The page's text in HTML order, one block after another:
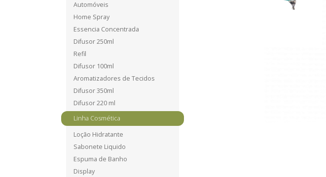
Automóveis
Home Spray
Essencia Concentrada
Difusor 250ml
Refil
Difusor 100ml
Aromatizadores de Tecidos
Difusor 350ml
Difusor 220 ml
Linha Cosmética
Loção Hidratante
Sabonete Liquido
Espuma de Banho
Display